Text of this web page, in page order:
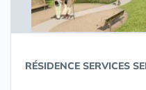
RÉSIDENCE SERVICES